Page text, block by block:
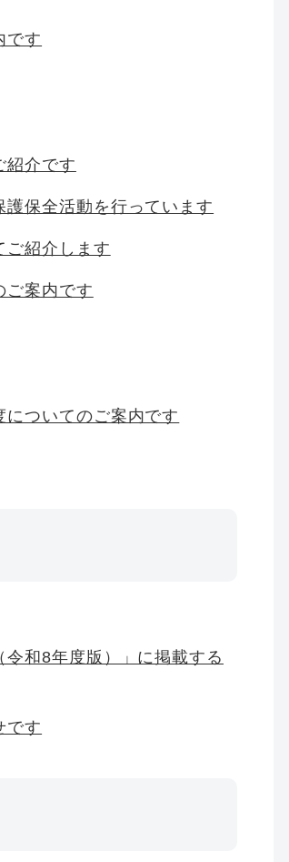
です
紹介です
保全活動を行っています
ご紹介します
ご案内です
ついてのご案内です
令和8年度版）」に掲載する
です